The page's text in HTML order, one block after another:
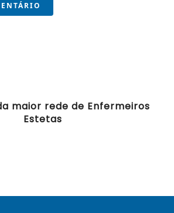
maior rede de Enfermeiros
Estetas